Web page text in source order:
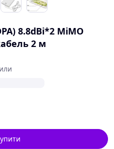
8.8dBi*2 MiMO
2 м